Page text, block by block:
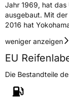
Jahr 1969, hat das
ausgebaut. Mit der
2016 hat
weniger anzeigen
EU
Die Bestandteile